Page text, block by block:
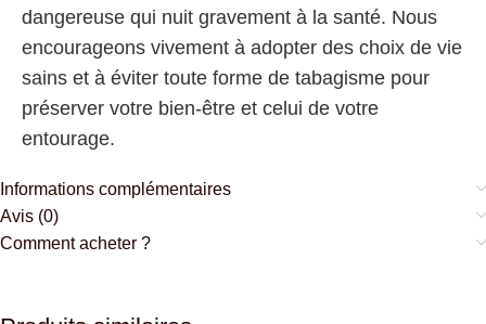
dangereuse qui nuit gravement à la santé. Nous
encourageons vivement à adopter des choix de vie
sains et à éviter toute forme de tabagisme pour
préserver votre bien-être et celui de votre
entourage.
Informations complémentaires
Avis (0)
Comment acheter ?